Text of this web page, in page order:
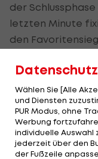
der
letzten Minute
den Favoritensieg.
Die ÖBV-Frauen
Samstag gegen
Datenschutz
Wählen Sie [Alle
und Diensten
PUR Modus, ohne
Werbung
individuelle Auswahl
jederzeit über den
der Fußzeile